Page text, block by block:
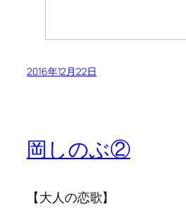
2016年12月22日
岡しのぶ②
【大人の恋歌】